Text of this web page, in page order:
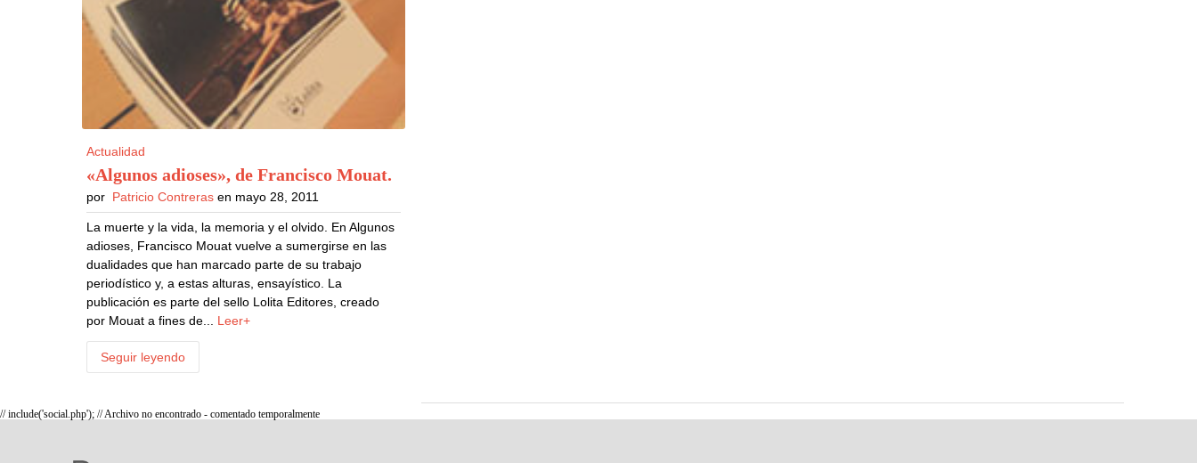
Actualidad
«Algunos adioses», de Francisco Mouat.
por Patricio Contreras en mayo 28, 2011
La muerte y la vida, la memoria y el olvido. En Algunos
adioses, Francisco Mouat vuelve a sumergirse en las
dualidades que han marcado parte de su trabajo
periodístico y, a estas alturas, ensayístico. La
publicación es parte del sello Lolita Editores, creado
por Mouat a fines de... Leer+
Seguir leyendo
// include('social.php'); // Archivo no encontrado - comentado temporalmente